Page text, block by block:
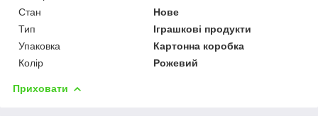
Стан
Нове
Тип
Іграшкові продукти
Упаковка
Картонна коробка
Колір
Рожевий
Приховати